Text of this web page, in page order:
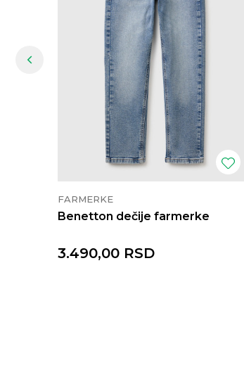
FARMERKE
Benetton dečije farmerke
3.490,00 RSD